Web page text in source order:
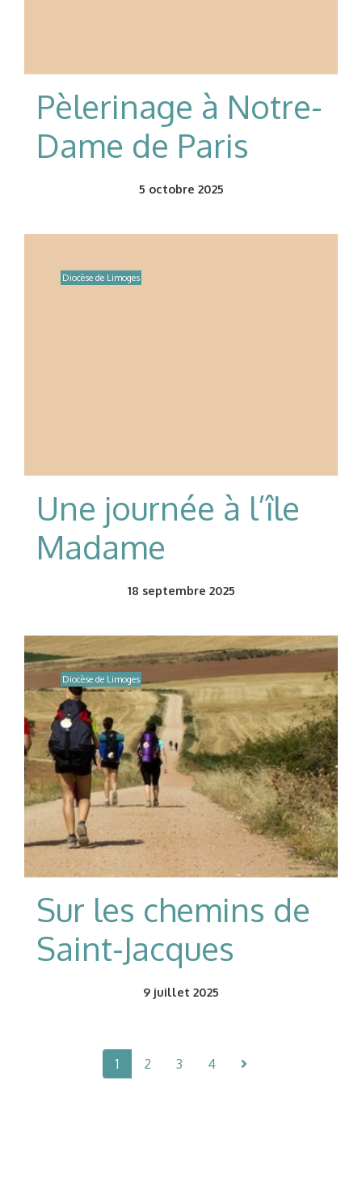
Pèlerinage à Notre-
Dame de Paris
5 octobre 2025
Diocèse de Limoges
Une journée à l’île
Madame
18 septembre 2025
Diocèse de Limoges
Sur les chemins de
Saint-Jacques
9 juillet 2025
1 2 3 4